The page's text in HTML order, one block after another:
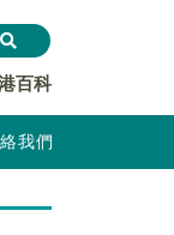
百科
我們